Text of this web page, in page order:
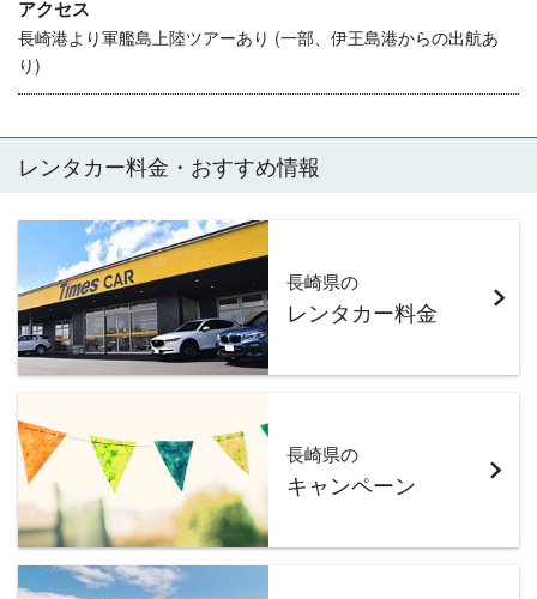
アクセス
長崎港より軍艦島上陸ツアーあり (一部、伊王島港からの出航あ
り)
レンタカー料金・おすすめ情報
長崎県の
レンタカー料金
長崎県の
キャンペーン